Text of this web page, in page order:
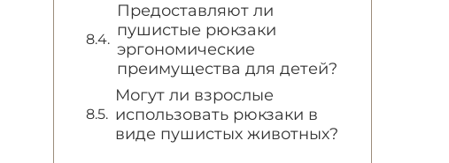
Предоставляют ли
пушистые рюкзаки
эргономические
преимущества для детей?
Могут ли взрослые
использовать рюкзаки в
виде пушистых животных?